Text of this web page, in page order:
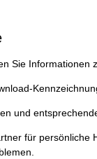
Sie Informationen
und
für persönliche